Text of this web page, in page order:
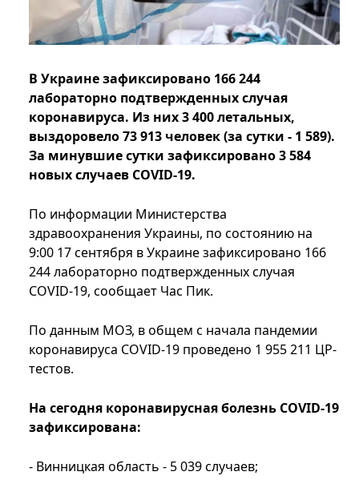
В Украине зафиксировано 166 244
лабораторно подтвержденных случая
коронавируса. Из них 3 400 летальных,
выздоровело 73 913 человек (за сутки - 1 589).
За минувшие сутки зафиксировано 3 584
новых случаев COVID-19.
По информации Министерства
здравоохранения Украины, по состоянию на
9:00 17 сентября в Украине зафиксировано 166
244 лабораторно подтвержденных случая
COVID-19, сообщает Час Пик.
По данным МОЗ, в общем с начала пандемии
коронавируса COVID-19 проведено 1 955 211 ЦР-
тестов.
На сегодня коронавирусная болезнь COVID-19
зафиксирована:
- Винницкая область - 5 039 случаев;